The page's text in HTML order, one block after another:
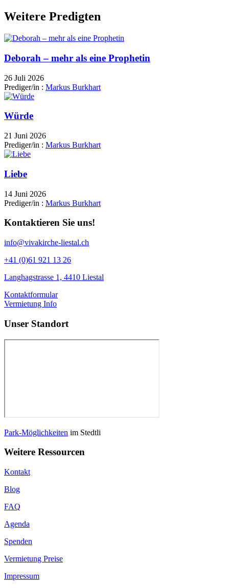
Weitere Predigten
Deborah – mehr als eine Prophetin
26 Juli 2026
Prediger/in : Markus Burkhart
Würde
21 Juni 2026
Prediger/in : Markus Burkhart
Liebe
14 Juni 2026
Prediger/in : Markus Burkhart
Kontaktieren Sie uns!
info@vivakirche-liestal.ch
+41 (0)61 921 13 26
Langhagstrasse 1, 4410 Liestal
Kontaktformular
Vermietung Info
Unser Standort
Park-Möglichkeiten im Stedtli
Weitere Ressourcen
Kontakt
Blog
FAQ
Agenda
Spenden
Vermietung Preise
Impressum